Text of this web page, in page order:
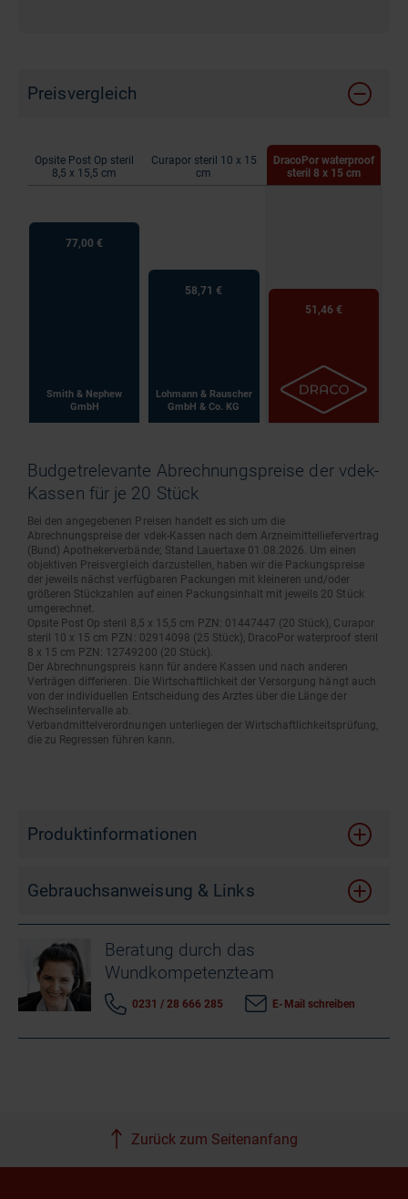
Preisvergleich
Opsite Post Op steril
8,5 x 15,5 cm
Curapor steril 10 x 15
cm
DracoPor waterproof
steril 8 x 15 cm
77,00 €
Smith & Nephew
GmbH
58,71 €
Lohmann & Rauscher
GmbH & Co. KG
51,46 €
Budgetrelevante Abrechnungspreise der vdek-
Kassen für je 20 Stück
Bei den angegebenen Preisen handelt es sich um die
Abrechnungspreise der vdek-Kassen nach dem Arzneimittelliefervertrag
(Bund) Apothekerverbände; Stand Lauertaxe 01.08.2026. Um einen
objektiven Preisvergleich darzustellen, haben wir die Packungspreise
der jeweils nächst verfügbaren Packungen mit kleineren und/oder
größeren Stückzahlen auf einen Packungsinhalt mit jeweils 20 Stück
umgerechnet.
Opsite Post Op steril 8,5 x 15,5 cm PZN: 01447447 (20 Stück), Curapor
steril 10 x 15 cm PZN: 02914098 (25 Stück), DracoPor waterproof steril
8 x 15 cm PZN: 12749200 (20 Stück).
Der Abrechnungspreis kann für andere Kassen und nach anderen
Verträgen differieren. Die Wirtschaftlichkeit der Versorgung hängt auch
von der individuellen Entscheidung des Arztes über die Länge der
Wechselintervalle ab.
Verbandmittelverordnungen unterliegen der Wirtschaftlichkeitsprüfung,
die zu Regressen führen kann.
Produktinformationen
Gebrauchsanweisung & Links
Beratung durch das
Wundkompetenzteam
0231 / 28 666 285 E-Mail schreiben
Zurück zum Seitenanfang